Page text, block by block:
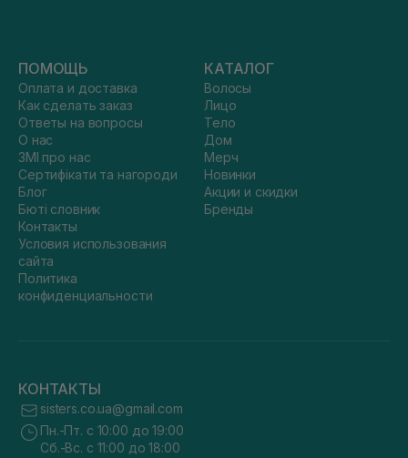
ПОМОЩЬ
Оплата и доставка
Как сделать заказ
Ответы на вопросы
О нас
ЗМІ про нас
Сертифікати та нагороди
Блог
Бюті словник
Контакты
Условия использования
сайта
Политика
конфиденциальности
КАТАЛОГ
Волосы
Лицо
Тело
Дом
Мерч
Новинки
Акции и скидки
Бренды
КОНТАКТЫ
sisters.co.ua@gmail.com
Пн.-Пт. с 10:00 до 19:00
Сб.-Вс. с 11:00 до 18:00